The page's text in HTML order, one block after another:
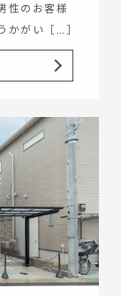
性のお客様
かがい［…］